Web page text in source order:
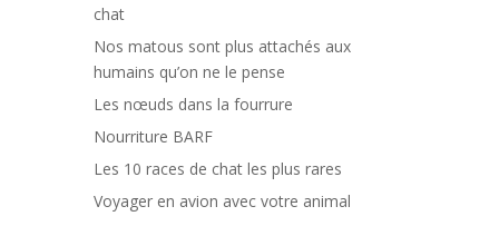
chat
Nos matous sont plus attachés aux
humains qu’on ne le pense
Les nœuds dans la fourrure
Nourriture BARF
Les 10 races de chat les plus rares
Voyager en avion avec votre animal